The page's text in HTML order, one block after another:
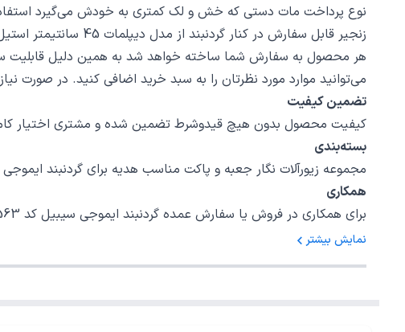
نوع پرداخت مات دستی که خش و لک کمتری به خودش می‌گیرد
زنجیر قابل سفارش در کنار گردنبند از مدل دیپلمات 45 سانتیمتر استیل با قفل طوطی است، در صورت تمایل از بخش بند و زنجیر مدل‌های دیگری از زنجیر یا مهره سنگ را انتخاب کنید.
هر محصول به سفارش شما ساخته خواهد شد به همین دلیل قابلیت
می‌توانید موارد مورد نظرتان را به سبد خرید اضافی کنید. در صورت
تضمین کیفیت
کیفیت محصول بدون هیچ قیدوشرط تضمین شده و مشتری اختیار
بسته‌بندی
مجموعه زیورآلات نگار جعبه و پاکت مناسب هدیه برای گردنبند ایموجی سیبیل کد 40563 در نظر گرفته است، امیدواریم بتوانیم رضایت خاطر شما را برای یک
همکاری
برای همکاری در فروش یا سفارش عمده گردنبند ایموجی سیبیل کد 40563 با شمارهٔ 02147620042 داخلی 5 تماس بگیرید.
نمایش بیشتر